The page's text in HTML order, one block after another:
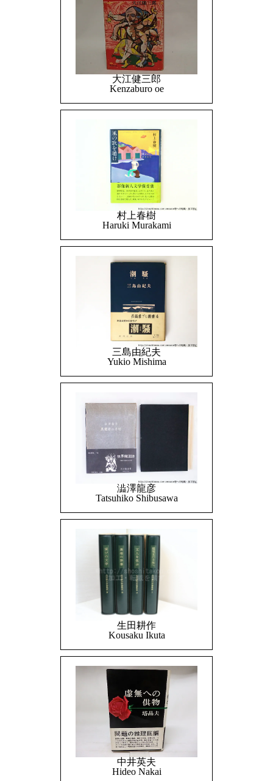
大江健三郎
Kenzaburo oe
村上春樹
Haruki Murakami
三島由紀夫
Yukio Mishima
澁澤龍彦
Tatsuhiko Shibusawa
生田耕作
Kousaku Ikuta
中井英夫
Hideo Nakai